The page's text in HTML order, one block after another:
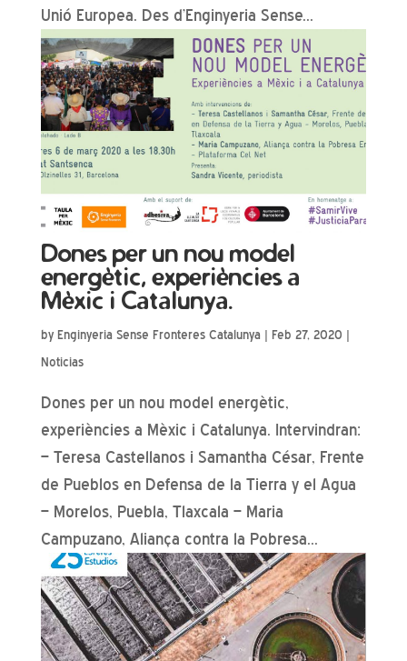
Unió Europea. Des d’Enginyeria Sense...
Dones per un nou model
energètic, experiències a
Mèxic i Catalunya.
by Enginyeria Sense Fronteres Catalunya | Feb 27, 2020 |
Noticias
Dones per un nou model energètic,
experiències a Mèxic i Catalunya. Intervindran:
– Teresa Castellanos i Samantha César, Frente
de Pueblos en Defensa de la Tierra y el Agua
– Morelos, Puebla, Tlaxcala – Maria
Campuzano, Aliança contra la Pobresa...